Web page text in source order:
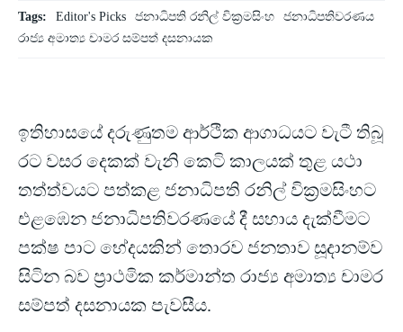
Tags: Editor's Picks ජනාධිපති රනිල් වික්‍රමසිංහ
ජනාධිපතිවරණය
රාජ්‍ය අමාත්‍ය චාමර සම්පත් දසනායක
ඉතිහාසයේ දරුණුතම ආර්ථික ආගාධයට වැටී තිබූ
රට වසර දෙකක් වැනි කෙටි කාලයක් තුළ යථා
තත්ත්වයට පත්කළ ජනාධිපති රනිල් වික්‍රමසිංහට
එළඹෙන ජනාධිපතිවරණයේ දී සහාය දැක්වීමට
පක්ෂ පාට භේදයකින් තොරව ජනතාව සූදානම්ව
සිටින බව ප්‍රාථමික කර්මාන්ත රාජ්‍ය අමාත්‍ය චාමර
සම්පත් දසනායක පැවසීය.